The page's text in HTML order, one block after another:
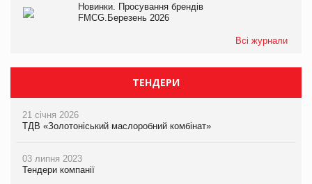
Новинки. Просування брендів
FMCG.Березень 2026
Всі журнали
ТЕНДЕРИ
21 січня 2026
ТДВ «Золотоніський маслоробний комбінат»
03 липня 2023
Тендери компанії